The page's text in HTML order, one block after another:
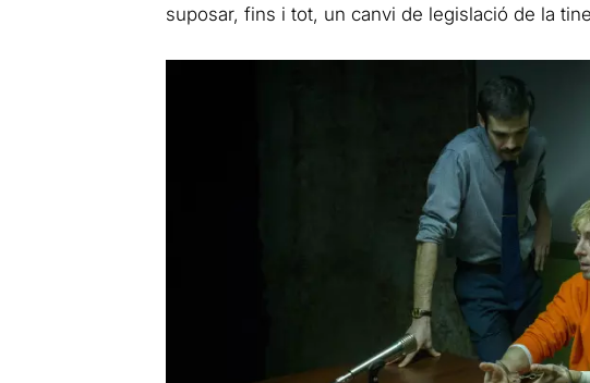
suposar, fins i tot, un canvi de legislació de la